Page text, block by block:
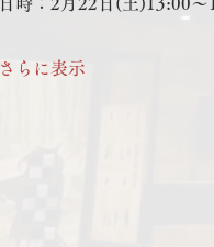
さらに表示